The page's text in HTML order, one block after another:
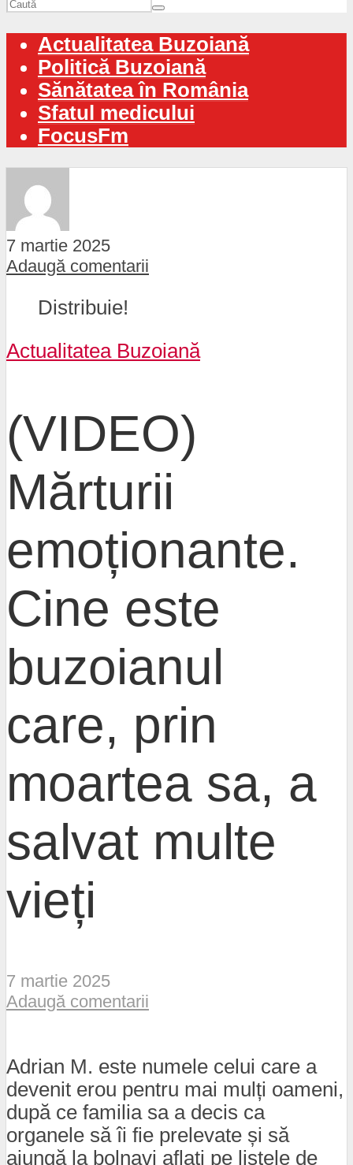
Actualitatea Buzoiană
Politică Buzoiană
Sănătatea în România
Sfatul medicului
FocusFm
7 martie 2025
Adaugă comentarii
Distribuie!
Actualitatea Buzoiană
(VIDEO)
Mărturii
emoționante.
Cine este
buzoianul
care, prin
moartea sa, a
salvat multe
vieți
7 martie 2025
Adaugă comentarii
Adrian M. este numele celui care a
devenit erou pentru mai mulți oameni,
după ce familia sa a decis ca
organele să îi fie prelevate și să
ajungă la bolnavi aflați pe listele de